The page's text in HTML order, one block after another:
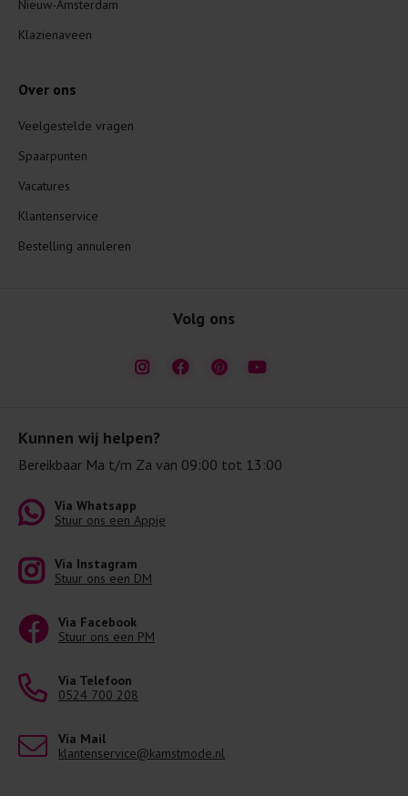
Kunnen wij helpen?
Bereikbaar Ma t/m Za van 09:00 tot 13:00
Via Whatsapp
Stuur ons een Appje
Via Instagram
Stuur ons een DM
Via Facebook
Stuur ons een PM
Via Telefoon
0524 700 208
Via Mail
klantenservice@kamstmode.nl
Nieuw-Amsterdam
Klazienaveen
Over ons
Veelgestelde vragen
Spaarpunten
Vacatures
Klantenservice
Bestelling annuleren
Volg ons